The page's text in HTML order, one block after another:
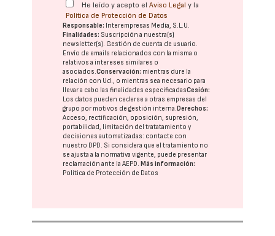
He leído y acepto elAviso Legal y la
Política de Protección de Datos
Responsable: Interempresas Media, S.L.U.
Finalidades: Suscripción a nuestra(s)
newsletter(s). Gestión de cuenta de usuario.
Envío de emails relacionados con la misma o
relativos a intereses similares o
asociados.Conservación: mientras dure la
relación con Ud., o mientras sea necesario para
llevar a cabo las finalidades especificadasCesión:
Los datos pueden cederse a otras empresas del
grupo por motivos de gestión interna. Derechos:
Acceso, rectificación, oposición, supresión,
portabilidad, limitación del tratatamiento y
decisiones automatizadas: contacte con
nuestro DPD. Si considera que el tratamiento no
se ajusta a la normativa vigente, puede presentar
reclamación ante laAEPD. Más información:
Política de Protección de Datos